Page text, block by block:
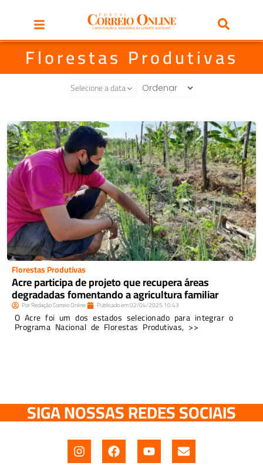
Florestas Produtivas
Selecione a data
Florestas Produtivas
Acre participa de projeto que recupera áreas
degradadas fomentando a agricultura familiar
PorRedação Correio Online Publicado em02/04/2025 10:43
O Acre foi um dos estados selecionado para integrar o
Programa Nacional de Florestas Produtivas, >>
SIGA NOSSAS REDES SOCIAIS